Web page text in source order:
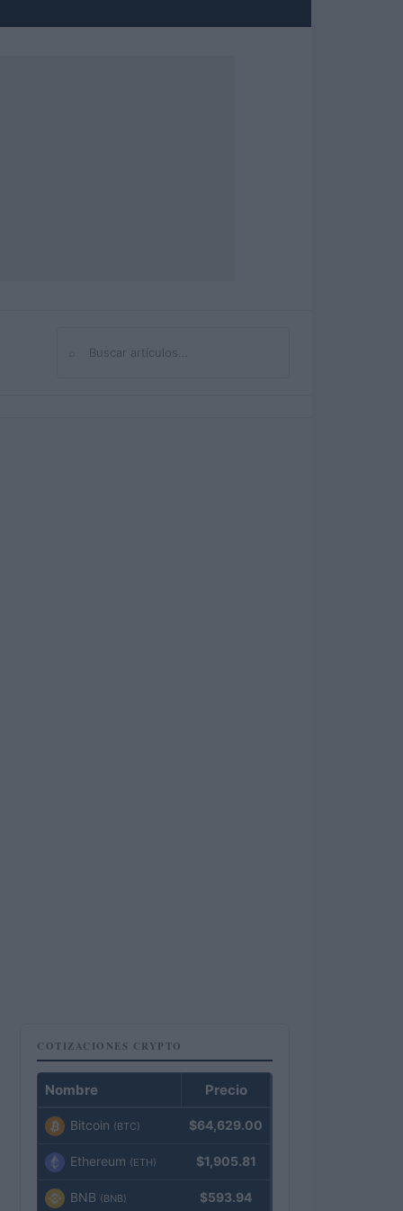
Buscar
COTIZACIONES CRYPTO
Nombre Precio
Bitcoin (BTC) $64,629.00
Ethereum (ETH) $1,905.81
BNB (BNB) $593.94